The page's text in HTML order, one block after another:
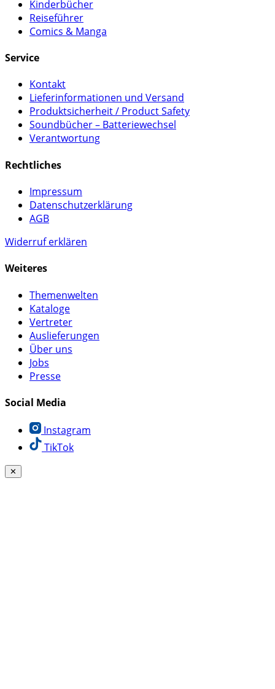
Kinderbücher
Reiseführer
Comics & Manga
Service
Kontakt
Lieferinformationen und Versand
Produktsicherheit / Product Safety
Soundbücher – Batteriewechsel
Verantwortung
Rechtliches
Impressum
Datenschutzerklärung
AGB
Widerruf erklären
Weiteres
Themenwelten
Kataloge
Vertreter
Auslieferungen
Über uns
Jobs
Presse
Social Media
Instagram
TikTok
✕